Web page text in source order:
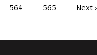
564 565
Next ›